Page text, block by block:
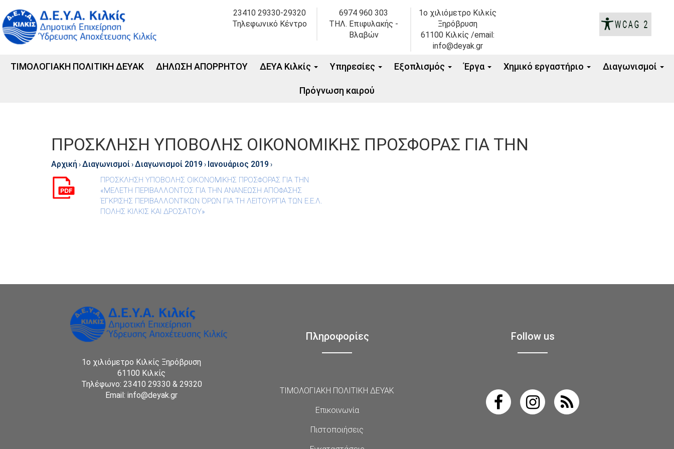
23410 29330-29320
Τηλεφωνικό Κέντρο
6974 960 303
ΤΗΛ. Επιφυλακής -
Βλαβών
1ο χιλιόμετρο Κιλκίς
Ξηρόβρυση
61100 Κιλκίς /email:
info@deyak.gr
ΤΙΜΟΛΟΓΙΑΚΗ ΠΟΛΙΤΙΚΗ ΔΕΥΑΚ ΔΗΛΩΣΗ ΑΠΟΡΡΗΤΟΥ ΔΕΥΑ Κιλκίς Υπηρεσίες Εξοπλισμός Έργα Xημικό εργαστήριο Διαγωνισμοί
Πρόγνωση καιρού
ΠΡΟΣΚΛΗΣΗ ΥΠΟΒΟΛΗΣ ΟΙΚΟΝΟΜΙΚΗΣ ΠΡΟΣΦΟΡΑΣ ΓΙΑ ΤΗΝ
Αρχική ›Διαγωνισμοί›Διαγωνισμοί 2019 › Ιανουάριος 2019 ›
ΠΡΟΣΚΛΗΣΗ ΥΠΟΒΟΛΗΣ ΟΙΚΟΝΟΜΙΚΗΣ ΠΡΟΣΦΟΡΑΣ ΓΙΑ ΤΗΝ
«ΜΕΛΕΤΗ ΠΕΡΙΒΑΛΛΟΝΤΟΣ ΓΙΑ ΤΗΝ ΑΝΑΝΕΩΣΗ ΑΠΟΦΑΣΗΣ
ΈΓΚΡΙΣΗΣ ΠΕΡΙΒΑΛΛΟΝΤΙΚΩΝ ΌΡΩΝ ΓΙΑ ΤΗ ΛΕΙΤΟΥΡΓΙΑ ΤΩΝ Ε.Ε.Λ.
ΠΟΛΗΣ ΚΙΛΚΙΣ ΚΑΙ ΔΡΟΣΑΤΟΥ»
1ο χιλιόμετρο Κιλκίς Ξηρόβρυση
61100 Κιλκίς
Τηλέφωνο: 23410 29330 & 29320
Email: info@deyak.gr
Πληροφορίες
ΤΙΜΟΛΟΓΙΑΚΗ ΠΟΛΙΤΙΚΗ ΔΕΥΑΚ
Επικοινωνία
Πιστοποιήσεις
Follow us